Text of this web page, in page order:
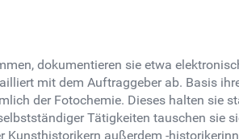
dokumentieren sie etwa
mit dem Auftraggeber ab. Basis
der Fotochemie. Dieses halten sie
Tätigkeiten tauschen sie
außerdem -